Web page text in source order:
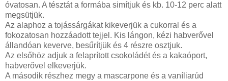
óvatosan. A tésztát a formába simítjuk és kb. 10-12 perc alatt
megsütjük.
Az alaphoz a tojássárgákat kikeverjük a cukorral és a
fokozatosan hozzáadott tejjel. Kis lángon, kézi habverővel
állandóan keverve, besűrítjük és 4 részre osztjuk.
Az elsőhöz adjuk a felaprított csokoládét és a kakaóport,
habverővel elkeverjük.
A második részhez megy a mascarpone és a vaníliarúd